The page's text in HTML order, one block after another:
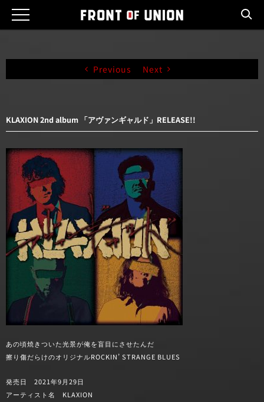
Skip
Previous Next
KLAXION 2nd album 「アヴァンギャルド」RELEASE!!
あの頃焼きついた光景が俺を盲目にさせたんだ
擦り傷だらけのオリジナルROCKIN’ STRANGE BLUES
発売日 2021年9月29日
アーティスト名 KLAXION